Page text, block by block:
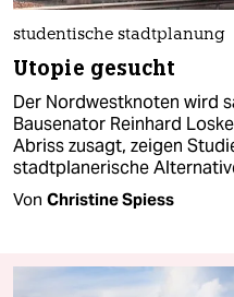
studentische stadtplanung
Utopie gesucht
Der Nordwestknoten wird
Bausenator Reinhard
Abriss zusagt, zeigen
stadtplanerische
Von Christine Spiess